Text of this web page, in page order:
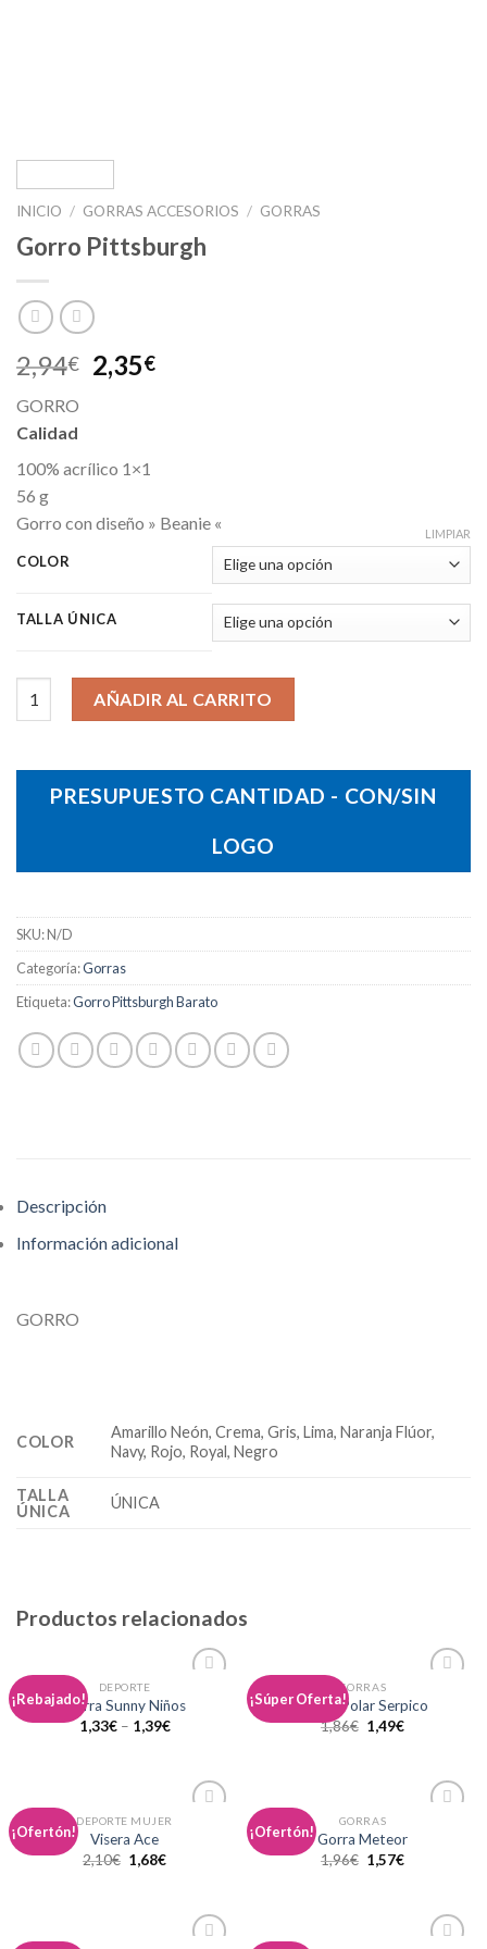
INICIO / GORRAS ACCESORIOS / GORRAS
Gorro Pittsburgh
2,94€ 2,35€
GORRO
Calidad
100% acrílico 1×1
56 g
Gorro con diseño » Beanie «
COLOR
TALLA ÚNICA
LIMPIAR
Gorro Pittsburgh cantidad
AÑADIR AL CARRITO
PRESUPUESTO CANTIDAD - CON/SIN
LOGO
SKU:N/D
Categoría:Gorras
Etiqueta:Gorro Pittsburgh Barato
Descripción
Información adicional
GORRO
COLOR
Amarillo Neón, Crema, Gris, Lima, Naranja Flúor,
Navy, Rojo, Royal, Negro
TALLA
ÚNICA
ÚNICA
Productos relacionados
¡Rebajado!
DEPORTE
Gorra Sunny Niños
1,33€– 1,39€
¡Súper Oferta!
GORRAS
Gorro Polar Serpico
1,86€ 1,49€
¡Ofertón!
DEPORTE MUJER
Visera Ace
2,10€ 1,68€
¡Ofertón!
GORRAS
Gorra Meteor
1,96€ 1,57€